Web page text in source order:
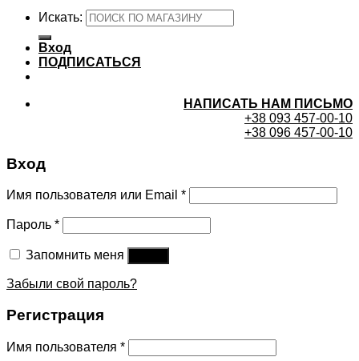
Искать:
Вход
ПОДПИСАТЬСЯ
НАПИСАТЬ НАМ ПИСЬМО
+38 093 457-00-10
+38 096 457-00-10
Вход
Имя пользователя или Email *
Пароль *
Запомнить меня
Забыли свой пароль?
Регистрация
Имя пользователя *